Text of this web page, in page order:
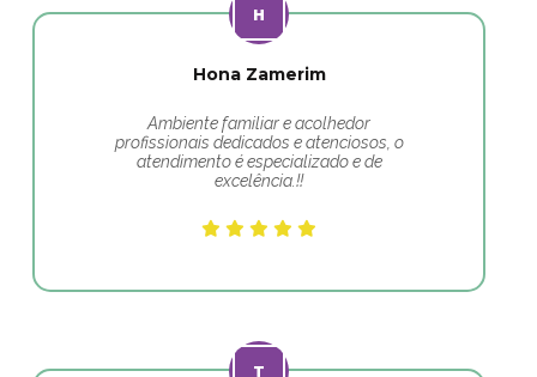
Hona Zamerim
Ambiente familiar e acolhedor
profissionais dedicados e atenciosos, o
atendimento é especializado e de
excelência.!!